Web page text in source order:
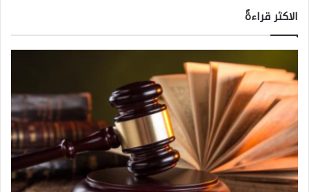
الاكثر قراءةً